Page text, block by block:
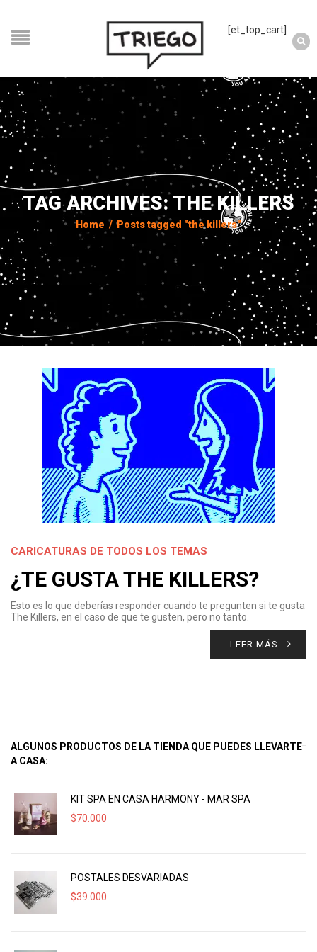
[et_top_cart]
TAG ARCHIVES: THE KILLERS
Home / Posts tagged "the killers"
CARICATURAS DE TODOS LOS TEMAS
¿TE GUSTA THE KILLERS?
Esto es lo que deberías responder cuando te pregunten si te gusta
The Killers, en el caso de que te gusten, pero no tanto.
LEER MÁS
ALGUNOS PRODUCTOS DE LA TIENDA QUE PUEDES LLEVARTE
A CASA:
KIT SPA EN CASA HARMONY - MAR SPA
$70.000
POSTALES DESVARIADAS
$39.000